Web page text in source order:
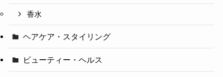
香水
ヘアケア・スタイリング
ビューティー・ヘルス